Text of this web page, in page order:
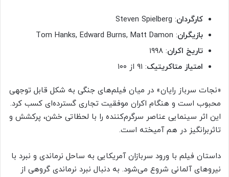
کارگردان: Steven Spielberg
بازیگران: Tom Hanks, Edward Burns, Matt Damon
تاریخ اکران: ۱۹۹۸
امتیاز متاکریتیک: ۹۱ از ۱۰۰
«نجات سرباز رایان» در میان فیلم‌های جنگی به شکل قابل توجهی
محبوب است و هنگام اکران موفقیت تجاری گسترده‌ای کسب کرد.
این اثر سینمایی عناصر سرگرم‌کننده را با لحظاتی خشن، پرکشش و
تاثربرانگیز در هم آمیخته است.
داستان فیلم با ورود سربازان آمریکایی به ساحل نرماندی و نبرد با
نیروهای آلمانی شروع می‌شود. به دنبال نبرد نرماندی گروهی از